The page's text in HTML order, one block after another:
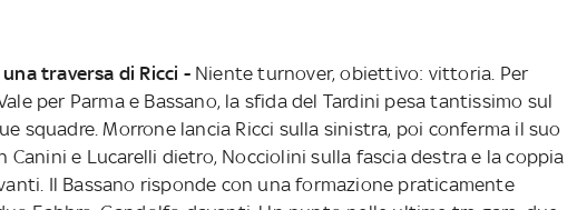
traversa di Ricci -Niente turnover, obiettivo: vittoria. Per
per Parma e Bassano, la sfida del Tardini pesa tantissimo sul
squadre. Morrone lancia Ricci sulla sinistra, poi conferma il suo
Canini e Lucarelli dietro, Nocciolini sulla fascia destra e la coppia
Il Bassano risponde con una formazione praticamente